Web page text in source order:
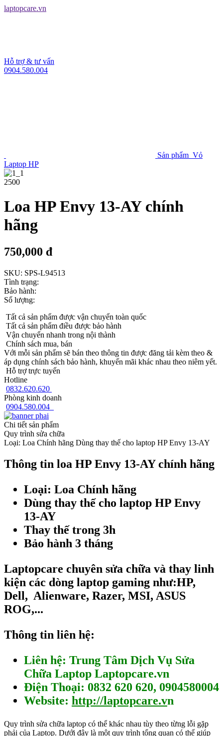
laptopcare.vn
Hỗ trợ & tư vấn
0904.580.004
Sản phẩm Vỏ
Laptop HP
2500
Loa HP Envy 13-AY chính
hãng
750,000 đ
SKU: SPS-L94513
Tình trạng:
Bảo hành:
Số lượng:
Tất cả sản phẩm được vận chuyển toàn quốc
Tất cả sản phẩm điều được bảo hành
Vận chuyển nhanh trong nội thành
Chính sách mua, bán
Với mỗi sản phẩm sẽ bán theo thông tin được đăng tải kèm theo &
áp dụng chính sách bảo hành, khuyến mãi khác nhau theo niêm yết.
Hỗ trợ trực tuyến
Hotline
0832.620.620
Phòng kinh doanh
0904.580.004
Chi tiết sản phẩm
Quy trình sửa chữa
Loại: Loa Chính hãng Dùng thay thế cho laptop HP Envy 13-AY
Thông tin loa HP Envy 13-AY chính hãng
Loại: Loa Chính hãng
Dùng thay thế cho laptop HP Envy
13-AY
Thay thế trong 3h
Bảo hành 3 tháng
Laptopcare chuyên sửa chữa và thay linh
kiện các dòng laptop gaming như:HP,
Dell, Alienware, Razer, MSI, ASUS
ROG,...
Thông tin liên hệ:
Liên hệ: Trung Tâm Dịch Vụ Sửa
Chữa Laptop Laptopcare.vn
Điện Thoại: 0832 620 620, 0904580004
Website: http://laptopcare.vn
Quy trình sửa chữa laptop có thể khác nhau tùy theo từng lỗi gặp
phải của Laptop. Dưới đây là một quy trình tổng quan có thể giúp